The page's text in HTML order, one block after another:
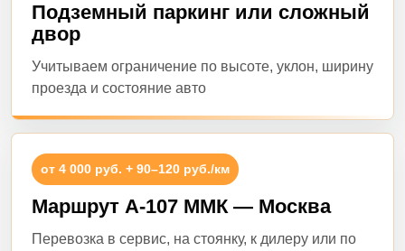
Подземный паркинг или сложный
двор
Учитываем ограничение по высоте, уклон, ширину
проезда и состояние авто
от 4 000 руб. + 90–120 руб./км
Маршрут А-107 ММК — Москва
Перевозка в сервис, на стоянку, к дилеру или по